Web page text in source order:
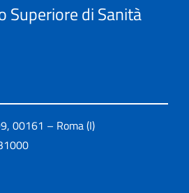
Superiore di Sanità
00161 – Roma (I)